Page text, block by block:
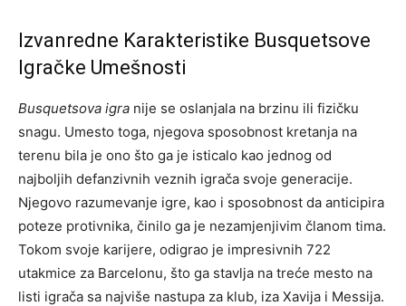
Izvanredne Karakteristike Busquetsove
Igračke Umešnosti
Busquetsova igra nije se oslanjala na brzinu ili fizičku
snagu. Umesto toga, njegova sposobnost kretanja na
terenu bila je ono što ga je isticalo kao jednog od
najboljih defanzivnih veznih igrača svoje generacije.
Njegovo razumevanje igre, kao i sposobnost da anticipira
poteze protivnika, činilo ga je nezamjenjivim članom tima.
Tokom svoje karijere, odigrao je impresivnih 722
utakmice za Barcelonu, što ga stavlja na treće mesto na
listi igrača sa najviše nastupa za klub, iza Xavija i Messija.